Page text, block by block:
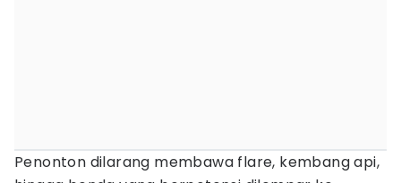
Penonton dilarang membawa flare, kembang api,